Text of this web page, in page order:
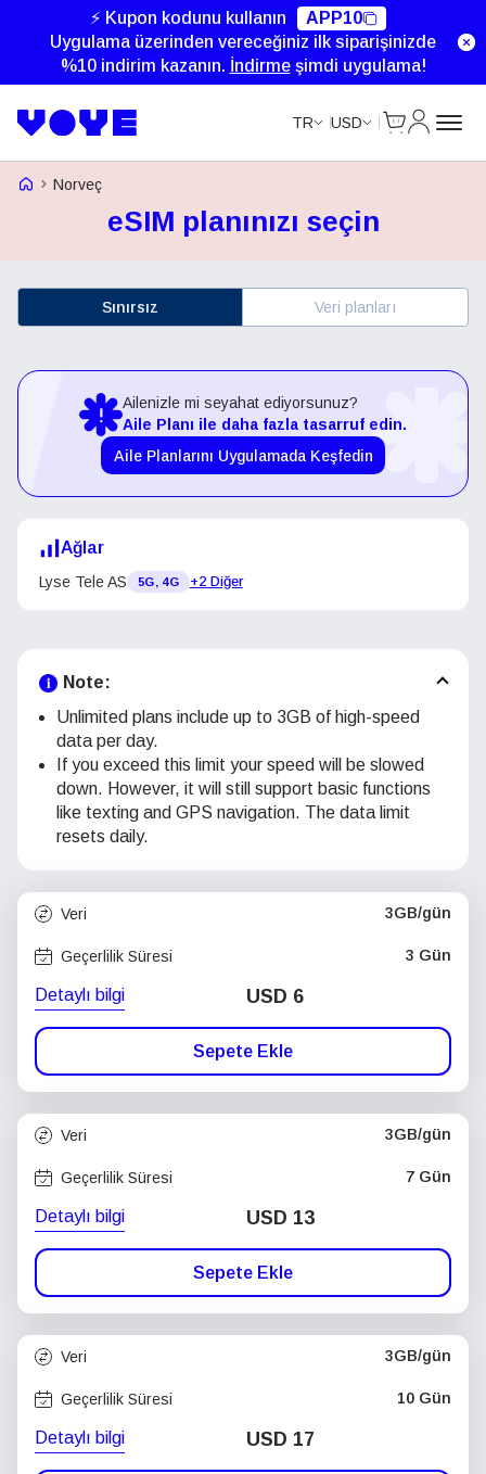
⚡ Kupon kodunu kullanın
APP10
Uygulama üzerinden vereceğiniz ilk siparişinizde
%10 indirim kazanın. İndirmeşimdi uygulama!
TR USD
Voye Homepage
Norveç
eSIM planınızı seçin
Sınırsız Veri planları
Ailenizle mi seyahat ediyorsunuz?
Aile Planı ile daha fazla tasarruf edin.
Aile Planlarını Uygulamada Keşfedin
Ağlar
Lyse Tele AS 5G, 4G +2 Diğer
Note:
Unlimited plans include up to 3GB of high-speed
data per day.
If you exceed this limit your speed will be slowed
down. However, it will still support basic functions
like texting and GPS navigation. The data limit
resets daily.
Veri 3GB/gün
Geçerlilik Süresi 3 Gün
Detaylı bilgi USD 6
Sepete Ekle
Veri 3GB/gün
Geçerlilik Süresi 7 Gün
Detaylı bilgi USD 13
Sepete Ekle
Veri 3GB/gün
Geçerlilik Süresi 10 Gün
Detaylı bilgi USD 17